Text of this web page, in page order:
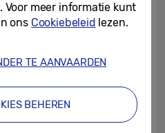
op toestellen
communicatie, maar
telefoons waarop
Voor meer informatie kunt
ons Cookiebeleid lezen.
TE AANVAARDEN
BEHEREN